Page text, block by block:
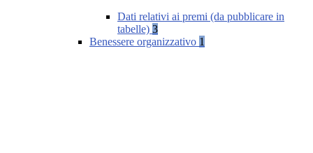
Dati relativi ai premi (da pubblicare in
tabelle) 3
Benessere organizzativo 1